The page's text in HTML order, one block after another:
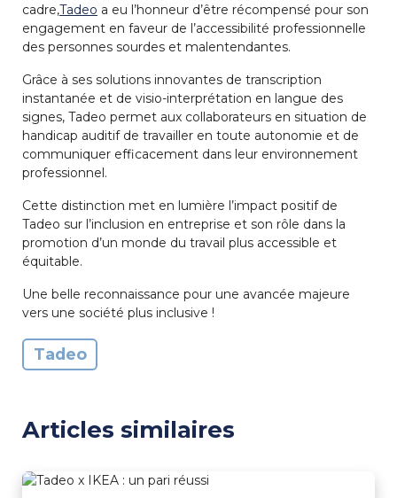
cadre,Tadeo a eu l’honneur d’être récompensé pour son
engagement en faveur de l’accessibilité professionnelle
des personnes sourdes et malentendantes.
Grâce à ses solutions innovantes de transcription
instantanée et de visio-interprétation en langue des
signes, Tadeo permet aux collaborateurs en situation de
handicap auditif de travailler en toute autonomie et de
communiquer efficacement dans leur environnement
professionnel.
Cette distinction met en lumière l’impact positif de
Tadeo sur l’inclusion en entreprise et son rôle dans la
promotion d’un monde du travail plus accessible et
équitable.
Une belle reconnaissance pour une avancée majeure
vers une société plus inclusive !
Tadeo
Articles similaires